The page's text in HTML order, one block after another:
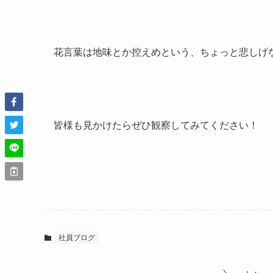
花言葉は地味とか控えめという、ちょっと悲しげ
皆様も見かけたらぜひ観察してみてください！
社員ブログ